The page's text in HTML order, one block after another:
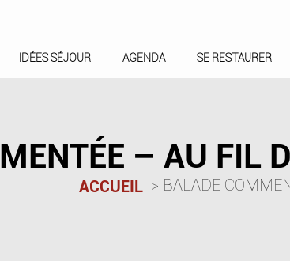
IDÉES SÉJOUR AGENDA SE RESTAURER
– AU FIL
ACCUEIL BALADE